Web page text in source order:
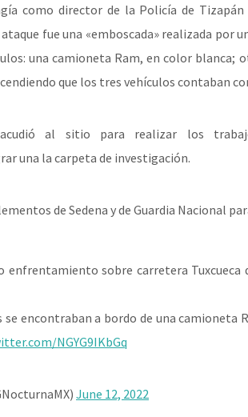
como director de la Policía de
fue una «emboscada» realizada por
una camioneta Ram, en color blanca;
que los tres vehículos contaban
al sitio para realizar los
una la carpeta de investigación.
de Sedena y de Guardia Nacional
enfrentamiento sobre carretera Tuxcueca
se encontraban a bordo de una camioneta
NGYG9IKbGq
June 12, 2022